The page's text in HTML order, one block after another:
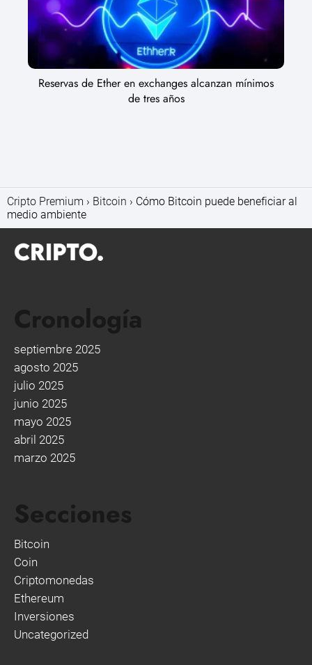
Reservas de Ether en exchanges alcanzan mínimos
de tres años
Cripto Premium Bitcoin
Cómo Bitcoin puede beneficiar al
medio ambiente
Cronología
septiembre 2025
agosto 2025
julio 2025
junio 2025
mayo 2025
abril 2025
marzo 2025
Secciones
Bitcoin
Coin
Criptomonedas
Ethereum
Inversiones
Uncategorized